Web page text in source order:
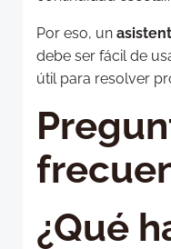
Por eso, un
debe ser fácil de
útil para resolver
¿Qué